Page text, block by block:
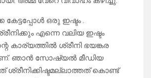
ഒരു ഇഷ്ടം .
എന്നെ വലിയ ഇഷ്ടം
കാര്യത്തിൽ ശ്രീനി ഭയങ്കര
ഞാൻ സോഷ്യൽ മീഡിയ
ശ്രീനിക്കിഷ്ടമല്ലാത്തത് കൊണ്ട്